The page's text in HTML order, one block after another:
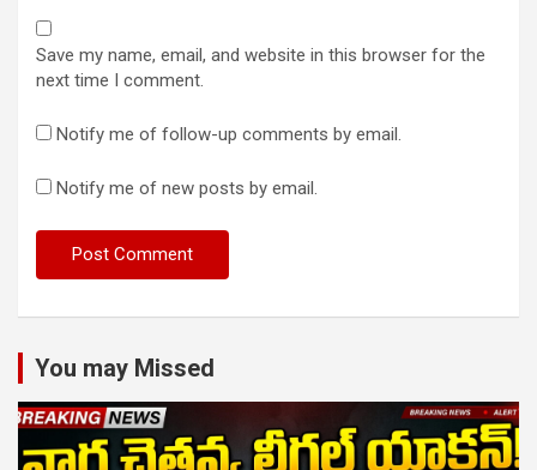
Save my name, email, and website in this browser for the
next time I comment.
Notify me of follow-up comments by email.
Notify me of new posts by email.
You may Missed